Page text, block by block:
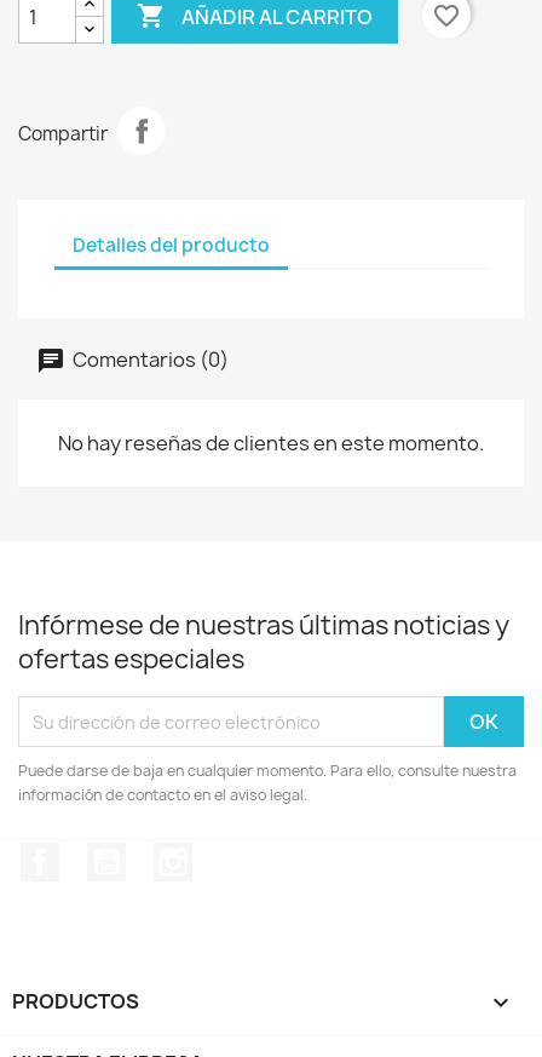
 AÑADIR AL CARRITO favorite_border
Compartir
Detalles del producto
Comentarios (0)
No hay reseñas de clientes en este momento.
Infórmese de nuestras últimas noticias y
ofertas especiales
Puede darse de baja en cualquier momento. Para ello, consulte nuestra
información de contacto en el aviso legal.
PRODUCTOS 